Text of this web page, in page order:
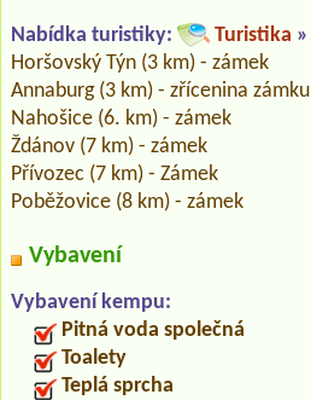
Nabídka turistiky: Turistika »
Horšovský Týn (3 km) - zámek
Annaburg (3 km) - zřícenina zámku
Nahošice (6. km) - zámek
Ždánov (7 km) - zámek
Přívozec (7 km) - Zámek
Poběžovice (8 km) - zámek
Vybavení
Vybavení kempu:
Pitná voda společná
Toalety
Teplá sprcha